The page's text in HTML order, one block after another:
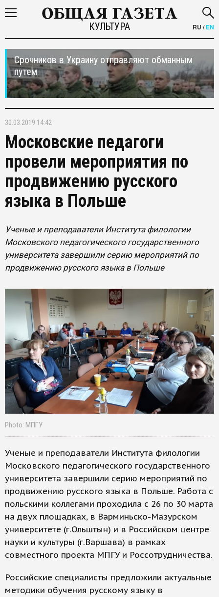
КУЛЬТУРА RU /EN
Срочников в Украину отправляют обманным
путем
30.03.2019 14:42
Московские педагоги
провели мероприятия по
продвижению русского
языка в Польше
Ученые и преподаватели Института филологии
Московского педагогического государственного
университета завершили серию мероприятий по
продвижению русского языка в Польше
Photo: МПГУ
Ученые и преподаватели Института филологии
Московского педагогического государственного
университета завершили серию мероприятий по
продвижению русского языка в Польше. Работа с
польскими коллегами проходила с 26 по 30 марта
на двух площадках, в Варминьско-Мазурском
университете (г.Ольштын) и в Российском центре
науки и культуры (г.Варшава) в рамках
совместного проекта МПГУ и Россотрудничества.
Российские специалисты предложили актуальные
методики обучения русскому языку в